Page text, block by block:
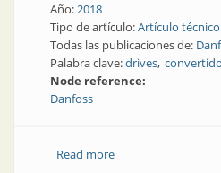
Año:2018
Tipo de artículo:Artículo técnico
Todas las publicaciones de:
Palabra clave:drives
Node reference:
Danfoss
Read moreabout Convertidor